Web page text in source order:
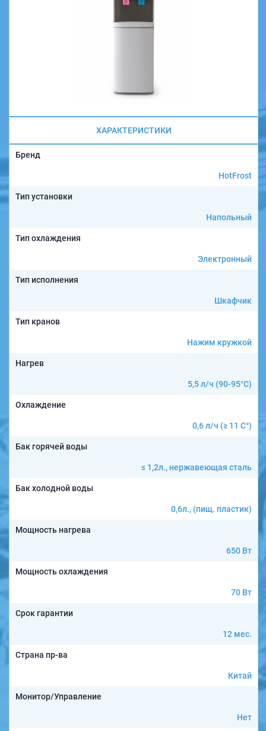
ХАРАКТЕРИСТИКИ
Бренд
HotFrost
Тип установки
Напольный
Тип охлаждения
Электронный
Тип исполнения
Шкафчик
Тип кранов
Нажим кружкой
Нагрев
5,5 л/ч (90-95°C)
Охлаждение
0,6 л/ч (≥ 11 C°)
Бак горячей воды
≤ 1,2л., нержавеющая сталь
Бак холодной воды
0,6л., (пищ. пластик)
Мощность нагрева
650 Вт
Мощность охлаждения
70 Вт
Срок гарантии
12 мес.
Страна пр-ва
Китай
Монитор/Управление
Нет